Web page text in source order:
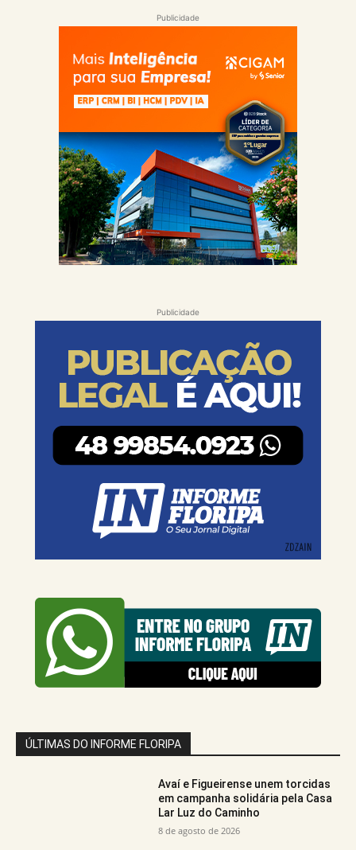
Publicidade
Publicidade
ÚLTIMAS DO INFORME FLORIPA
Avaí e Figueirense unem torcidas
em campanha solidária pela Casa
Lar Luz do Caminho
8 de agosto de 2026